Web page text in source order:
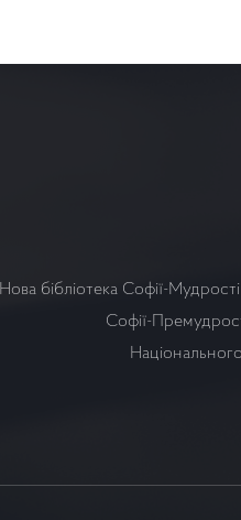
Нова бібліотека Софії-
Софії-